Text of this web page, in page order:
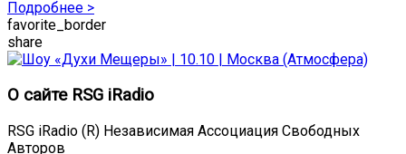
Подробнее >
favorite_border
share
О сайте RSG iRadio
RSG iRadio (R) Независимая Ассоциация Свободных
Авторов